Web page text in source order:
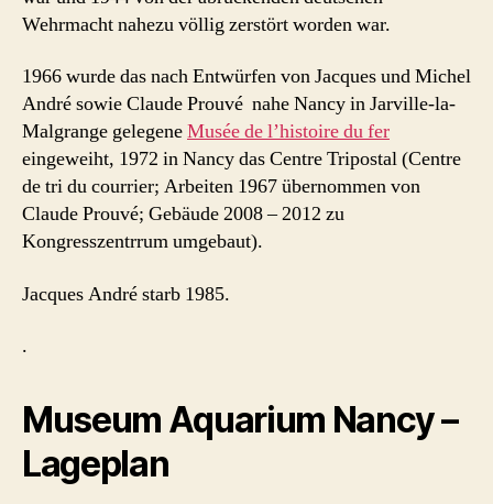
Wehrmacht nahezu völlig zerstört worden war.
1966 wurde das nach Entwürfen von Jacques und Michel
André sowie Claude Prouvé nahe Nancy in Jarville-la-
Malgrange gelegeneMusée de l’histoire du fer
eingeweiht, 1972 in Nancy das Centre Tripostal (Centre
de tri du courrier; Arbeiten 1967 übernommen von
Claude Prouvé; Gebäude 2008 – 2012 zu
Kongresszentrrum umgebaut).
Jacques André starb 1985.
.
Museum Aquarium Nancy –
Lageplan